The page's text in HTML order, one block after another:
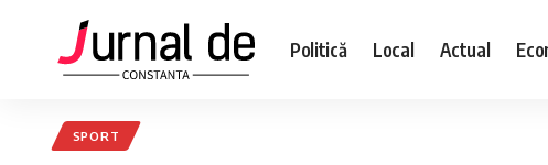
Politică Local Actual
SPORT